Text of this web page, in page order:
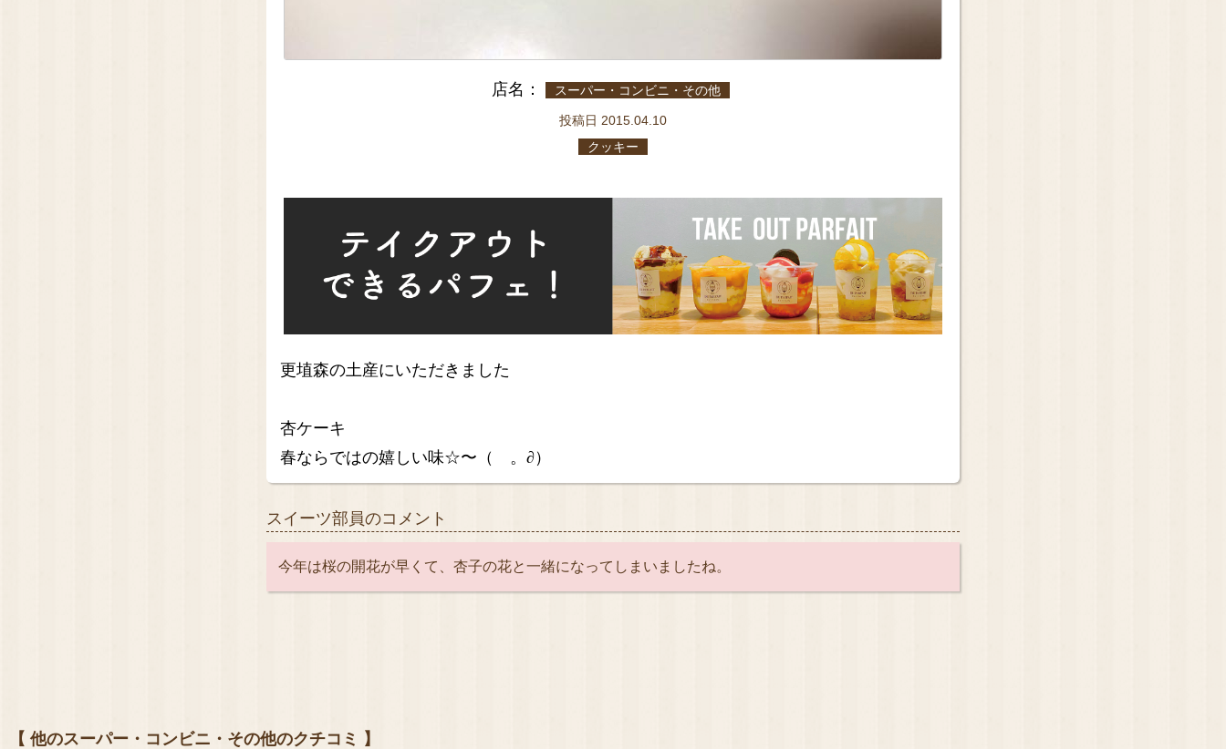
店名： スーパー・コンビニ・その他
投稿日 2015.04.10
クッキー
更埴森の土産にいただきました
杏ケーキ
春ならではの嬉しい味☆〜（ゝ。∂）
スイーツ部員のコメント
今年は桜の開花が早くて、杏子の花と一緒になってしまいましたね。
【 他のスーパー・コンビニ・その他のクチコミ 】